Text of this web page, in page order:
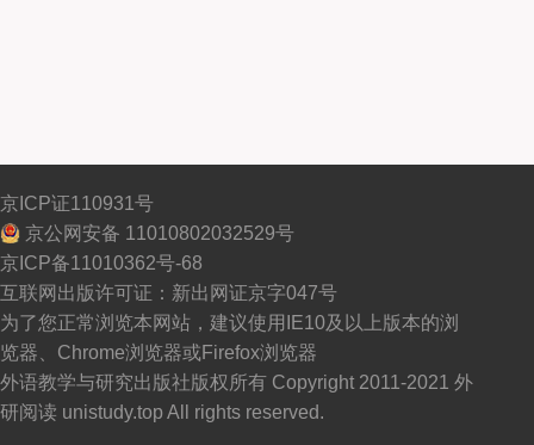
京ICP证110931号
京公网安备 11010802032529号
京ICP备11010362号-68
互联网出版许可证：新出网证京字047号
为了您正常浏览本网站，建议使用IE10及以上版本的浏
览器、Chrome浏览器或Firefox浏览器
外语教学与研究出版社版权所有 Copyright 2011-2021 外
研阅读 unistudy.top All rights reserved.